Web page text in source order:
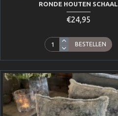
RONDE HOUTEN SCHAAL
€24,95
BESTELLEN